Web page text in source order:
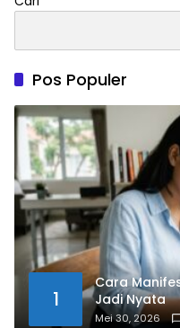
Pos Populer
1
Cara
Jadi Nyata
Mei 30, 2026